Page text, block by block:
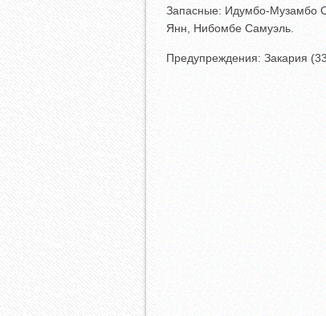
Запасные: Идумбо-Музамбо
Янн, Нибомбе Самуэль.
Предупреждения: Закария